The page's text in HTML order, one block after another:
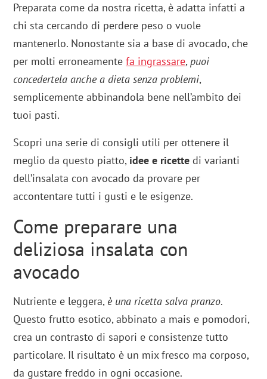
Preparata come da nostra ricetta, è adatta infatti a
chi sta cercando di perdere peso o vuole
mantenerlo. Nonostante sia a base di avocado, che
per molti erroneamentefa ingrassare,puoi
concedertela anche a dieta senza problemi,
semplicemente abbinandola bene nell’ambito dei
tuoi pasti.
Scopri una serie di consigli utili per ottenere il
meglio da questo piatto, idee e ricette di varianti
dell’insalata con avocado da provare per
accontentare tutti i gusti e le esigenze.
Come preparare una
deliziosa insalata con
avocado
Nutriente e leggera, è una ricetta salva pranzo.
Questo frutto esotico, abbinato a mais e pomodori,
crea un contrasto di sapori e consistenze tutto
particolare. Il risultato è un mix fresco ma corposo,
da gustare freddo in ogni occasione.